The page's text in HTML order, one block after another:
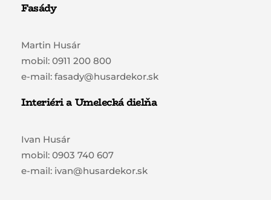
Fasády
Martin Husár
mobil: 0911 200 800
e-mail: fasady@husardekor.sk
Interiéri a Umelecká dielňa
Ivan Husár
mobil: 0903 740 607
e-mail: ivan@husardekor.sk